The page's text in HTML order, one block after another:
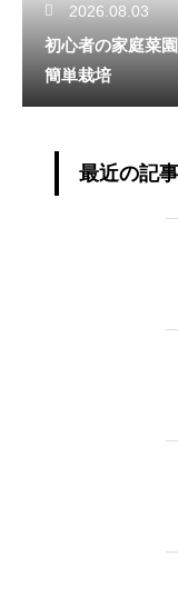
2026.08.03
初心者の家庭菜
簡単栽培
最近の記事